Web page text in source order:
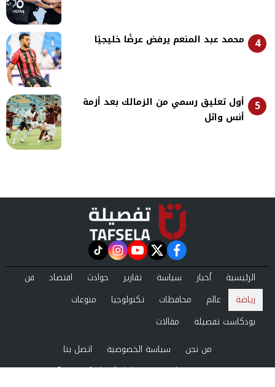
4 محمد عبد المنعم يرفض عرضًا خليجيًا
5
أول تعليق رسمي من الزمالك بعد أزمة
أنس وائل
facebook
twitter
youtube
instagram
tiktok
الرئيسية أخبار سياسة تقارير حوادث اقتصاد
فن
رياضة
عالم محافظات تكنولوجيا
منوعات
بودكاست تفصيلة
مقالات
من نحن
سياسة الخصوصية اتصل بنا
©2024 tafsela All Rights Reserved.